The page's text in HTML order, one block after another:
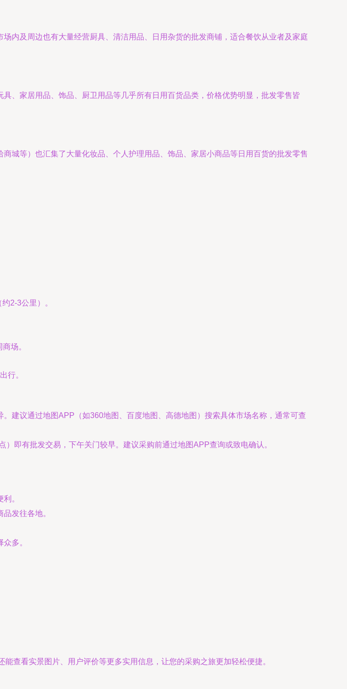
内及周边也有大量经营厨具、清洁用品、日用杂货的批发商铺，适合餐饮从业者及家庭
、家居用品、饰品、厨卫用品等几乎所有日用百货品类，价格优势明显，批发零售皆
城等）也汇集了大量化妆品、个人护理用品、饰品、家居小商品等日用百货的批发零售
2-3公里）。
场。
行。
建议通过地图APP（如360地图、百度地图、高德地图）搜索具体市场名称，通常可查
即有批发交易，下午关门较早。建议采购前通过地图APP查询或致电确认。
。
发往各地。
多。
查看实景图片、用户评价等更多实用信息，让您的采购之旅更加轻松便捷。